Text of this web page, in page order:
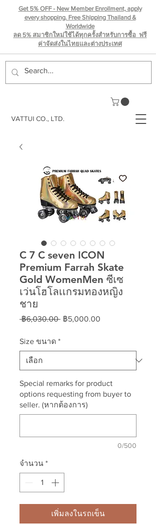
VATTUI CO., LTD.
Get 5% OFF - New Member Enrollment, apply
every shopping. Free Shipping Thailand &
Worldwide
ลด 5% สมาชิกใหม่ใช้ได้ทุกครั้งสำหรับการซื้อ ฟรี
ค่าจัดส่งในไทยเเละต่างประเทศ
C 7 C seven ICON
Premium Farrah Skate
Gold WomenMen ซีเซ
เว่นโฮโลเเกรมทองหญิง
ชาย
฿6,030.00 ราคา
฿5,000.00
Size ขนาด *
Special remarks for product
options requesting from buyer to
seller. (หากต้องการ)
0/500
จำนวน *
เพิ่มลงในรถเข็น